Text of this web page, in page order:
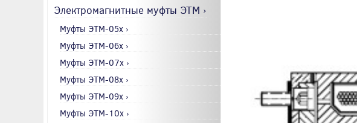
Электромагнитные муфты ЭТМ ›
Муфты ЭТМ-05x ›
Муфты ЭТМ-06x ›
Муфты ЭТМ-07x ›
Муфты ЭТМ-08x ›
Муфты ЭТМ-09x ›
Муфты ЭТМ-10x ›